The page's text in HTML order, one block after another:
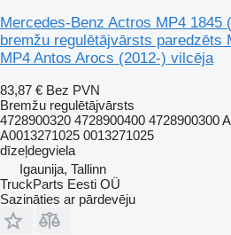
Mercedes-Benz Actros MP4 1845
bremžu regulētājvārsts paredzēts
MP4 Antos Arocs (2012-) vilcēja
83,87 € Bez PVN
Bremžu regulētājvārsts
4728900320 4728900400 4728900300
A0013271025 0013271025
dīzeļdegviela
Igaunija, Tallinn
TruckParts Eesti OÜ
Sazināties ar pārdevēju